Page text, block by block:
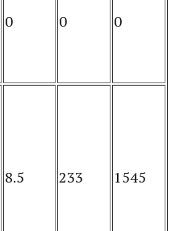
0 0 0
8.5 233 1545